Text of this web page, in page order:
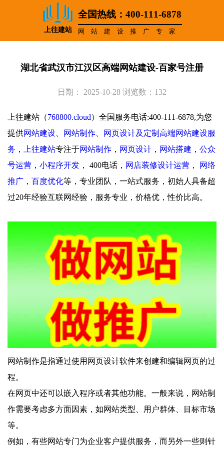
上往建站
全国热线：400-111-6878
网站建设推广专家
湖北省武汉市江汉区高端网站建设-百家号注册
日期： 2025-10-28 浏览数：132
上往建站（768800.cloud）全国服务电话:400-111-6878,为您
提供网站建设 网站制作
网页设计及定制高端网站建设服
务 ， 上往建站专注于网站制作 ， 网页设计 ， 网站搭建 ， 公众
号运营 ， 小程序开发 ， 400电话， 网店装修设计运营 ，
网络
推广 ， 百度优化等，专业团队，一站式服务，初始人具备超
过20年经验互联网经验，服务专业，价格优，性价比高。
网站制作是指通过使用网页设计软件来创建和编辑网页的过
程。
在网页中还可以嵌入程序或者其他功能。一般来说，网站制
作需要考虑多方面因素，如网站类型、用户群体、目标市场
等。
例如，有些网站专门为企业客户提供服务，而另外一些则针